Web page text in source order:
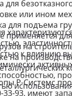
для
или ином
для подъема
применяется
на
нак влиянию
Р-Системс
33-93, имеют